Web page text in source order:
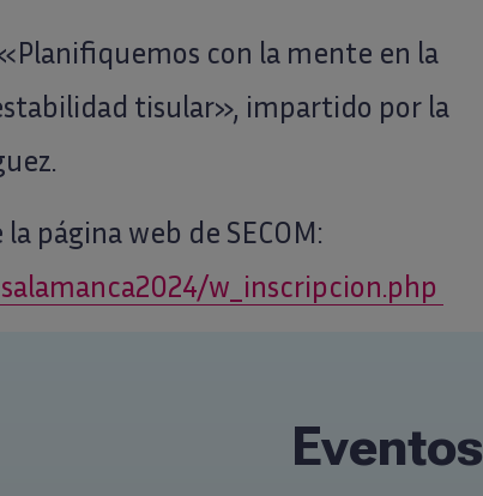
con la mente en la
tisular», impartido por la
página web de SECOM:
w_inscripcion.php
Eventos